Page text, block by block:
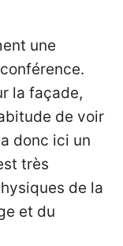
une
la façade,
de voir
donc ici un
très
de la
et du